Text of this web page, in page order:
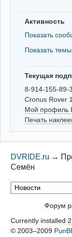
Активность
Показать
Показать темы
Текущая
8-914-155-89-
Cronus Rover
Мой профиль
Печать
DVRIDE.ru →
Семён
Форум
Currently installed
© 2003–2009